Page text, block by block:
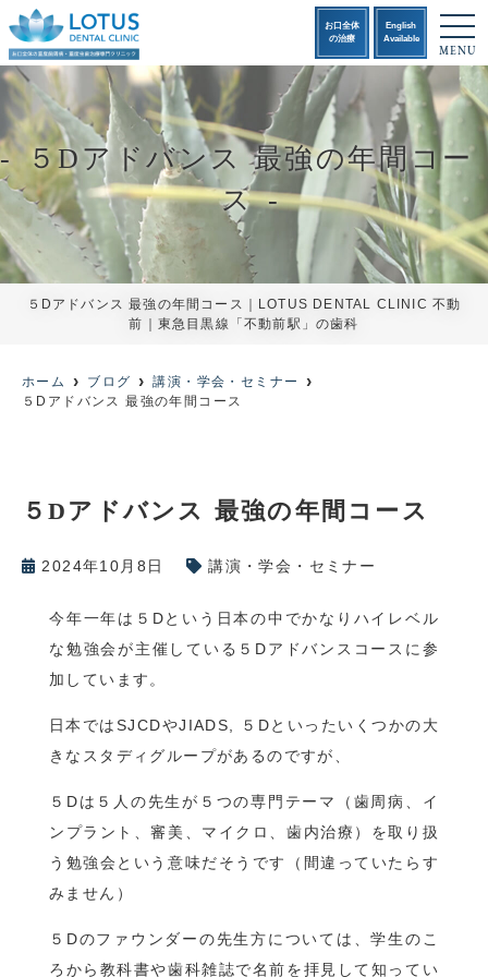
５Dアドバンス 最強の年間コー
ス
５Dアドバンス 最強の年間コース｜LOTUS DENTAL CLINIC 不動
前｜東急目黒線「不動前駅」の歯科
お口全体
の治療
English
Available
t
o
g
g
l
e
v
a
t
o
n
MENU
ホーム ブログ
講演・学会・セミナー
５Dアドバンス 最強の年間コース
５Dアドバンス 最強の年間コース
2024年10月8日 講演・学会・セミナー
今年一年は５Dという日本の中でかなりハイレベル
な勉強会が主催している５Dアドバンスコースに参
加しています。
日本ではSJCDやJIADS, ５Dといったいくつかの大
きなスタディグループがあるのですが、
５Dは５人の先生が５つの専門テーマ（歯周病、イ
ンプラント、審美、マイクロ、歯内治療）を取り扱
う勉強会という意味だそうです（間違っていたらす
みません）
５Dのファウンダーの先生方については、学生のこ
ろから教科書や歯科雑誌で名前を拝見して知ってい